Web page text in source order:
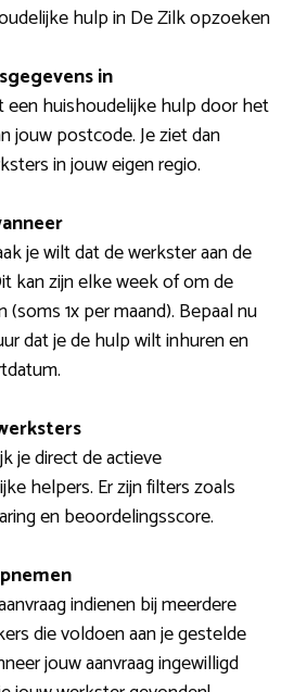
hulp in De Zilk opzoeken
in
een huishoudelijke hulp door het
jouw postcode. Je ziet dan
in jouw eigen regio.
je wilt dat de werkster aan de
kan zijn elke week of om de
1x per maand). Bepaal nu
dat je de hulp wilt inhuren en
je direct de actieve
helpers. Er zijn filters zoals
en beoordelingsscore.
indienen bij meerdere
die voldoen aan je gestelde
jouw aanvraag ingewilligd